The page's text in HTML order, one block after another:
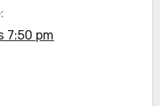
7:50 pm